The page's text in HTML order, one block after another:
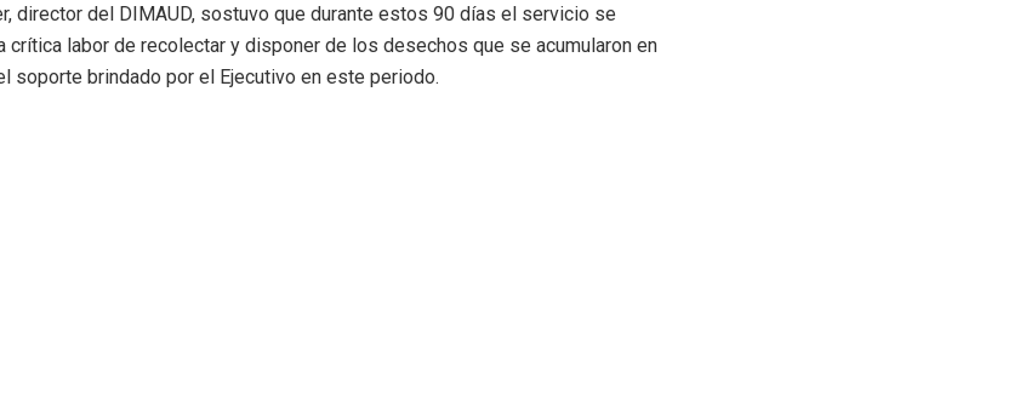
director del DIMAUD, sostuvo que durante estos 90 días el servicio se
crítica labor de recolectar y disponer de los desechos que se acumularon en
soporte brindado por el Ejecutivo en este periodo.